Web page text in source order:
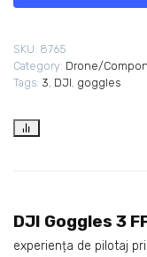
SKU: 8765
Category: Drone/
Tags: 3, DJI, goggles
DJI Goggles 3
experiența de pilotaj